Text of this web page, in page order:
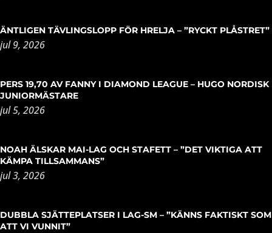
ÄNTLIGEN TÄVLINGSLOPP FÖR HRELJA – ”RYCKT PLÅSTRET”
jul 9, 2026
PERS 19,70 AV FANNY I DIAMOND LEAGUE – HUGO NORDISK
JUNIORMÄSTARE
jul 5, 2026
NOAH ÄLSKAR MAI-LAG OCH STAFETT – ”DET VIKTIGA ATT
KÄMPA TILLSAMMANS”
jul 3, 2026
DUBBLA SJÄTTEPLATSER I LAG-SM – ”KÄNNS FAKTISKT SOM
ATT VI VUNNIT”